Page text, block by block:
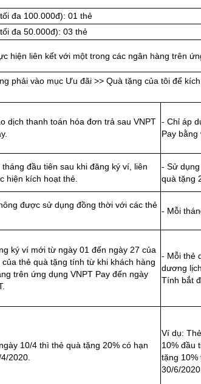
đa 100.000đ): 01 thẻ
đa 50.000đ): 03 thẻ
hiện liên kết với một trong các ngân hàng trên
phải vào mục Ưu đãi >> Quà tặng của tôi để
dịch thanh toán hóa đơn trả sau VNPT - Chỉ áp
Pay bằng
đầu tiên sau khi đăng ký ví, liên
hiện kích hoạt thẻ.
- Sử
quà tặng
được sử dụng đồng thời với các thẻ
- Mỗi
ký ví mới từ ngày 01 đến ngày 27 của
thẻ quà tặng tính từ khi khách hàng
trên ứng dụng VNPT Pay đến ngày
- Mỗi thẻ
dương
Tính bắt
10/4 thì thẻ quà tặng 20% có hạn
2020.
Ví dụ:
10% đầu
tặng 10%
30/6/